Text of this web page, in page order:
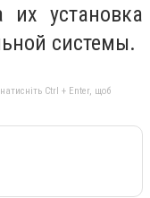
их установка
системы.
Ctrl + Enter, щоб